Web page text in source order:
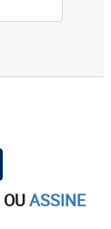
OUASSINE